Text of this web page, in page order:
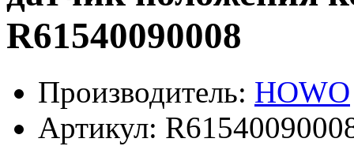
R61540090008
Производитель: HOWO
Артикул: